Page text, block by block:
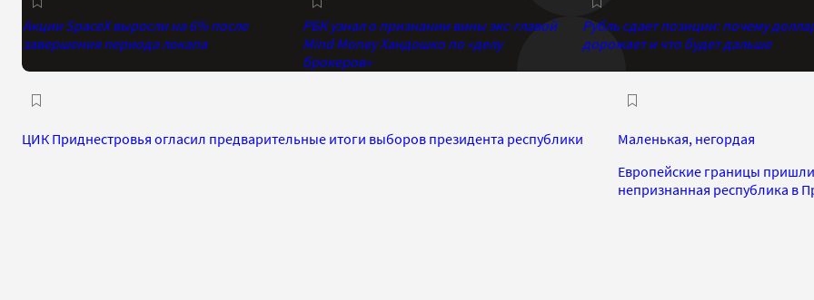
Акции SpaceX выросли на 6% после
завершения периода локапа
РБК узнал о признании вины экс-главой
Mind Money Хандошко по «делу
брокеров»
Рубль сдает позиции: почему
дорожает и что будет дальше
ЦИК Приднестровья огласил предварительные итоги выборов президента республики
Маленькая, негордая
Европейские границы
непризнанная республика в